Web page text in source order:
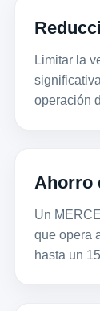
Limitar la
operación
Ahorro
Un
que opera
hasta un